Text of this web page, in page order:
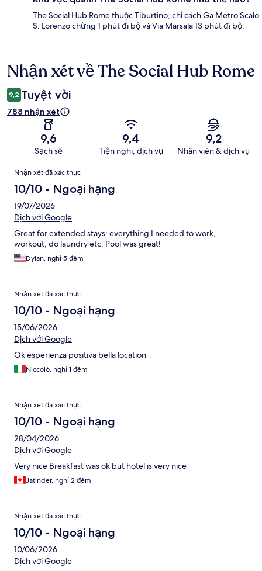
The Social Hub Rome thuộc Tiburtino, chỉ cách Ga Metro Scalo
S. Lorenzo chừng 1 phút đi bộ và Via Marsala 13 phút đi bộ.
Nhận
xét
Nhận xét về The Social Hub Rome
9,2 Tuyệt vời
788 nhận xét
9,6
Sạch sẽ
9,4
Tiện nghi, dịch vụ
9,2
Nhân viên & dịch vụ
Nhận
xét
Nhận xét đã xác thực
10/10 - Ngoại hạng
19/07/2026
Dịch với Google
Great for extended stays: everything I needed to work,
workout, do laundry etc. Pool was great!
Dylan, nghỉ 5 đêm
Nhận xét đã xác thực
10/10 - Ngoại hạng
15/06/2026
Dịch với Google
Ok esperienza positiva bella location
Niccolò, nghỉ 1 đêm
Nhận xét đã xác thực
10/10 - Ngoại hạng
28/04/2026
Dịch với Google
Very nice Breakfast was ok but hotel is very nice
Jatinder, nghỉ 2 đêm
Nhận xét đã xác thực
10/10 - Ngoại hạng
10/06/2026
Dịch với Google